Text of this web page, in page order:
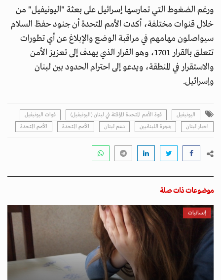
ورغم الضغوط التي تمارسها إسرائيل على بعثة "اليونيفيل" من
خلال قنوات مختلفة، أكدت الأمم المتحدة أن جنود حفظ السلام
سيواصلون مهامهم في مراقبة الوضع والإبلاغ عن أي تطورات
تتعلق بالقرار 1701، وهو القرار الذي يهدف إلى تعزيز الأمن
والاستقرار في المنطقة، ويدعو إلى احترام الحدود بين لبنان
وإسرائيل.
اليونيفيل قوة الأمم المتحدة المؤقتة في لبنان (اليونيفيل)
قوات اليونيفيل
اخبار لبنان
هجرة اللبنانيين دعم لبنان الأمم المتحدة اﻷمم المتحدة
موضوعات ذات صلة
إنسانيات